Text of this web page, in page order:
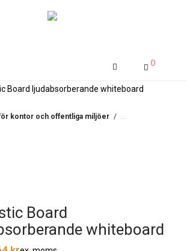
0
Board ljudabsorberande whiteboard
kontor och offentliga miljöer / Ljuddämpande
Board
whiteboard